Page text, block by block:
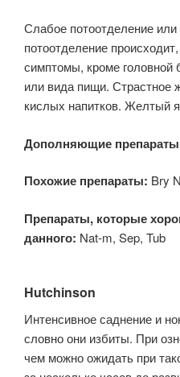
Слабое потоотделение или
потоотделение
симптомы, кроме головной
или вида пищи. Страстное
кислых напитков. Желтый
Дополняющие
Похожие препараты: Bry
Препараты, которые
данного: Nat-m, Sep, Tub
Hutchinson
Интенсивное саднение и
словно они избиты. При
чем можно ожидать при